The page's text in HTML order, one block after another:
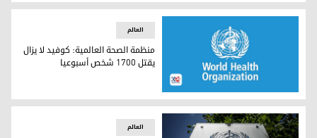
منظمة الصحة العالمية: كوفيد لا يزال يقتل 1700 شخص أسبوعيا
العالم
منظمة الصحة العالمية: كوفيد لا يزال
يقتل 1700 شخص أسبوعيا
العالم